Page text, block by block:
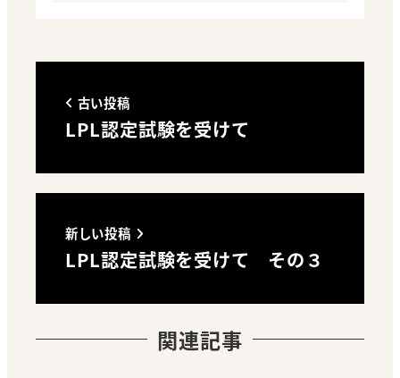
古い投稿
LPL認定試験を受けて
新しい投稿
LPL認定試験を受けて その３
関連記事